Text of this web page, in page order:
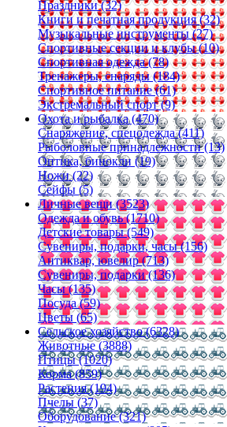
Праздники (32)
Книги и печатная продукция (32)
Музыкальные инструменты (27)
Спортивные секции и клубы (10)
Спортивная одежда (78)
Тренажеры, снаряды (184)
Спортивное питание (61)
Экстремальный спорт (9)
Охота и рыбалка (470)
Снаряжение, спецодежда (411)
Рыболовные принадлежности (13)
Оптика, бинокли (19)
Ножи (22)
Сейфы (5)
Личные вещи (3523)
Одежда и обувь (1710)
Детские товары (549)
Сувениры, подарки, часы (156)
Антиквар, ювелир (713)
Сувениры, подарки (136)
Часы (135)
Посуда (59)
Цветы (65)
Сельское хозяйство (6328)
Животные (3888)
Птицы (1020)
Корма (859)
Растения (194)
Пчелы (37)
Оборудование (321)